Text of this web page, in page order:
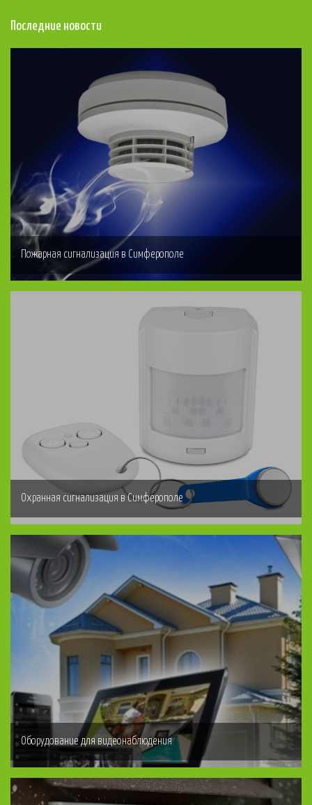
Последние новости
Пожарная сигнализация в Симферополе
Охранная сигнализация в Симферополе
Оборудование для видеонаблюдения